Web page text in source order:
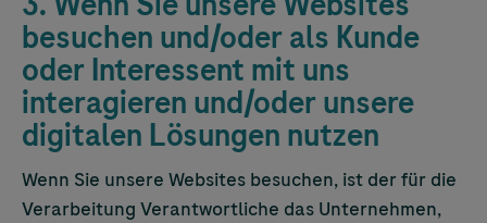
besuchen und/oder als Kunde
oder Interessent mit uns
interagieren und/oder unsere
digitalen Lösungen nutzen
Wenn Sie unsere Websites besuchen, ist der für die
Verarbeitung Verantwortliche das Unternehmen,